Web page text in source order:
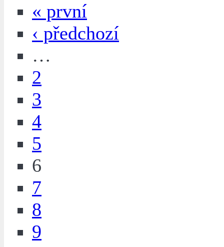
« první
‹ předchozí
…
2
3
4
5
6
7
8
9